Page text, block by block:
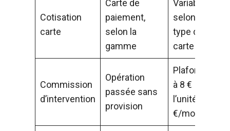
Cotisation
carte
Carte de
paiement,
selon la
gamme
Variable
selon le
type de
carte
Commission
d’intervention
Opération
passée sans
provision
Plafonnée
à 8 €
l’unité, 80
€/mois